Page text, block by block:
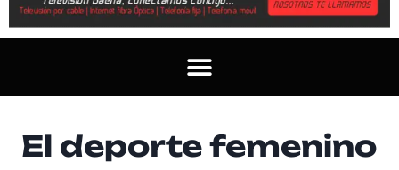
El deporte femenino